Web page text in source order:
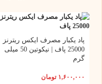
پاد یکبار مصرف ایکس ریترنز
25000 پاف | نیکوتین 50 میلی
گرم
۱,۶۰۰,۰۰۰ تومان